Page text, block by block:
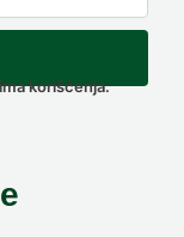
korišćenja.